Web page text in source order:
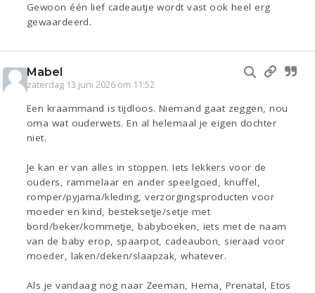
Gewoon één lief cadeautje wordt vast ook heel erg
gewaardeerd.
Mabel
zaterdag 13 juni 2026 om 11:52
Een kraammand is tijdloos. Niemand gaat zeggen, nou
oma wat ouderwets. En al helemaal je eigen dochter
niet.
Je kan er van alles in stoppen. Iets lekkers voor de
ouders, rammelaar en ander speelgoed, knuffel,
romper/pyjama/kleding, verzorgingsproducten voor
moeder en kind, besteksetje/setje met
bord/beker/kommetje, babyboeken, iets met de naam
van de baby erop, spaarpot, cadeaubon, sieraad voor
moeder, laken/deken/slaapzak, whatever.
Als je vandaag nog naar Zeeman, Hema, Prenatal, Etos